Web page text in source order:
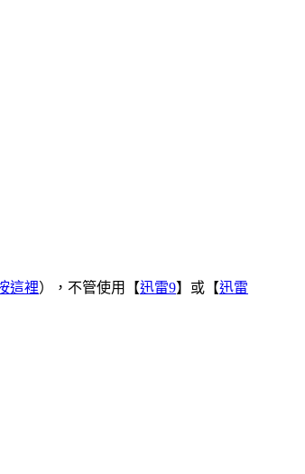
這裡），不管使用【迅雷9】或【迅雷